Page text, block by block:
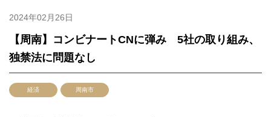
2024年02月26日
【周南】コンビナートCNに弾み 5社の取り組み、
独禁法に問題なし
経済 周南市